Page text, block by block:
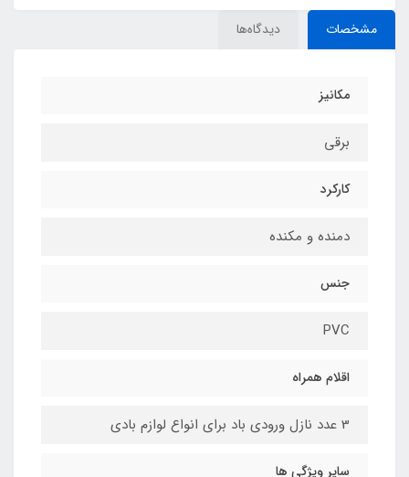
مشخصات دیدگاه‌ها
مکانیز
برقی
کارکرد
دمنده و مکنده
جنس
PVC
اقلام همراه
3 عدد نازل ورودی باد برای انواع لوازم بادی
سایر ویژگی ها